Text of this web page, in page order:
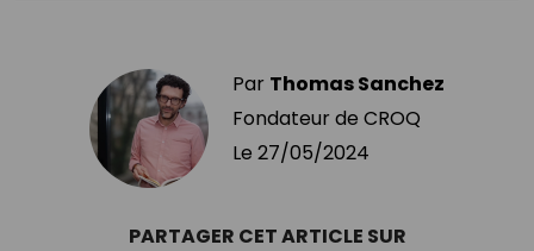
Par Thomas Sanchez
Fondateur de CROQ
Le 27/05/2024
PARTAGER CET ARTICLE SUR